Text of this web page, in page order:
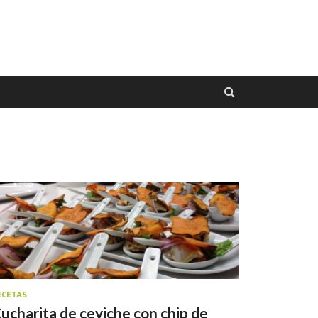
de ceviche con chip de